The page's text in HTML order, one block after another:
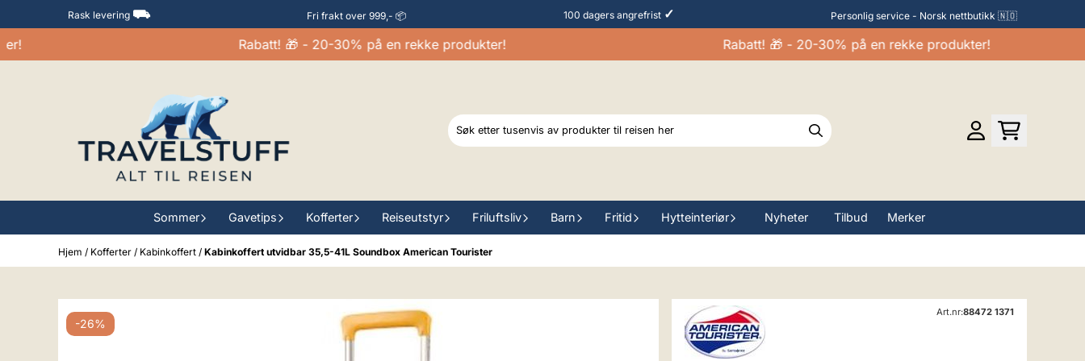
Hopp til innholdRask levering ⛟ Fri frakt over 999,- 📦 100 dagers angrefrist ✓ Personlig service - Norsk nettbutikk 🇳🇴
Rabatt! 🎁 - 20-30% på en rekke produkter! Rabatt! 🎁 - 20-30% på en rekke produkter!
Sommer Gavetips Kofferter Reiseutstyr Friluftsliv Barn Fritid Hytteinteriør Nyheter Tilbud Merker
Hjem / Kofferter / Kabinkoffert / Kabinkoffert utvidbar 35,5-41L Soundbox American Tourister
-26%
Art.nr:88472 1371